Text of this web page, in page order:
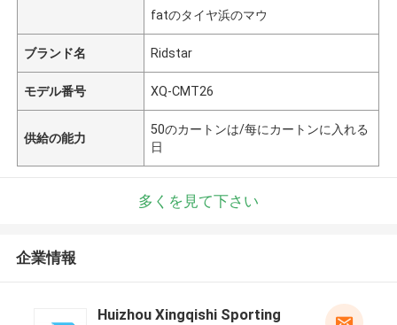
fatのタイヤ浜のマウ
ブランド名 Ridstar
モデル番号 XQ-CMT26
供給の能力
50のカートンは/每にカートンに入れる
日
多くを見て下さい
企業情報
Huizhou Xingqishi Sporting